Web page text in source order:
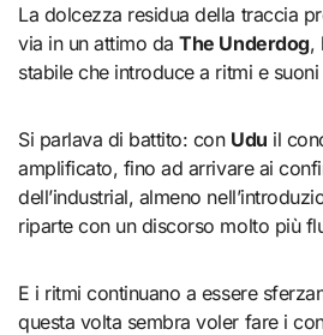
La dolcezza residua della traccia
via in un attimo daThe Underdog,
stabile che introduce a ritmi e
Si parlava di battito: con Udu il
amplificato, fino ad arrivare ai
dell’industrial, almeno
riparte con un discorso molto più
E i ritmi continuano a essere
questa volta sembra voler fare i